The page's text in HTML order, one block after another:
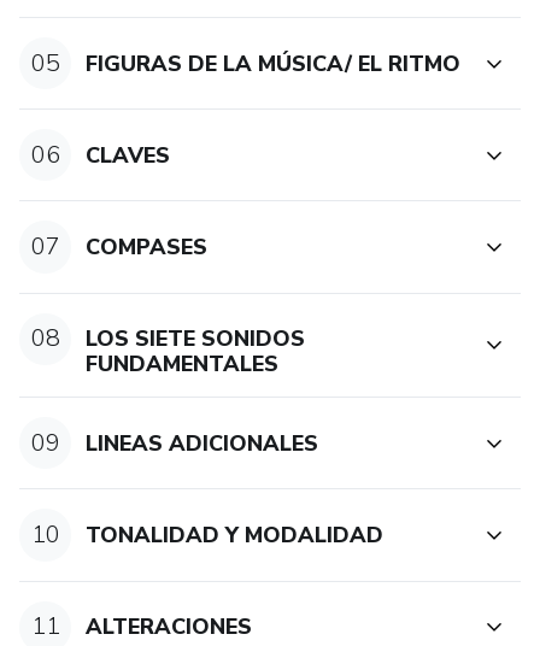
05 FIGURAS DE LA MÚSICA/ EL RITMO
06 CLAVES
07 COMPASES
08
LOS SIETE SONIDOS
FUNDAMENTALES
09 LINEAS ADICIONALES
10 TONALIDAD Y MODALIDAD
11 ALTERACIONES